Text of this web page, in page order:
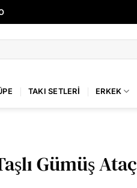
TAKI SETLERI ERKEK
Gümüş